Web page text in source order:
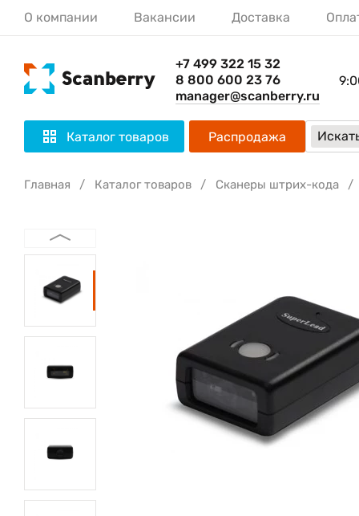
О компании Вакансии Доставка
+7 499 322 15 32
8 800 600 23 76
manager@scanberry.ru
Каталог товаров Распродажа
Главная Каталог товаров Сканеры штрих-кода